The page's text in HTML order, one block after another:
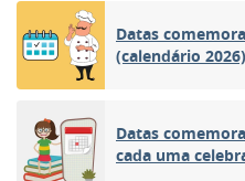
Datas
(calendário 2026)
Datas
cada uma